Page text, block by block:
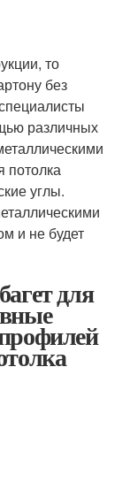
то
без
различных
потолка
углы.
и не будет
для